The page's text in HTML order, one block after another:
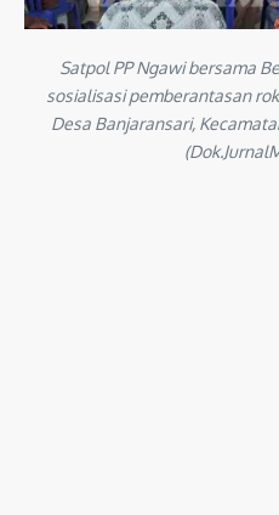
Satpol PP Ngawi bersama
sosialisasi pemberantasan
Desa Banjaransari,